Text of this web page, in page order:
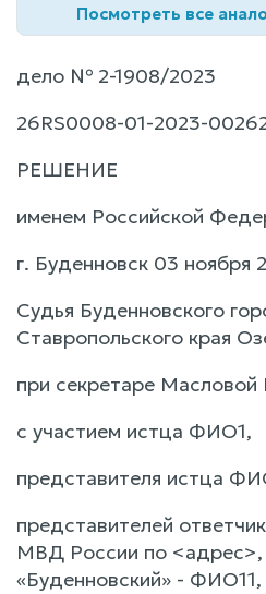
Посмотреть все
дело № 2-1908/2023
26RS0008-01-2023-
РЕШЕНИЕ
именем Российской
г. Буденновск 03 ноября
Судья Буденновского
Ставропольского края
при секретаре
с участием истца ФИО1,
представителя истца
представителей
МВД России по
«Буденновский» -